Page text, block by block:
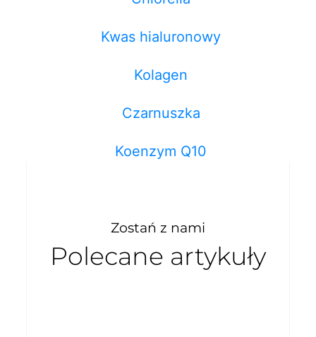
Kwas hialuronowy
Kolagen
Czarnuszka
Koenzym Q10
Zostań z nami
Polecane artykuły